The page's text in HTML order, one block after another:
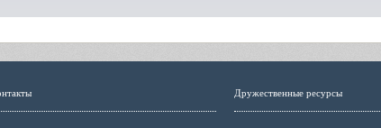
Дружественные ресурсы